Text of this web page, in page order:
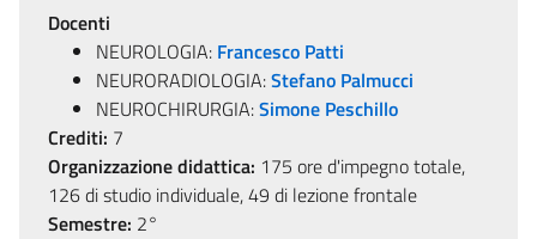
Docenti
NEUROLOGIA: Francesco Patti
NEURORADIOLOGIA:Stefano Palmucci
NEUROCHIRURGIA:Simone Peschillo
Crediti: 7
Organizzazione didattica: 175 ore d'impegno totale,
126 di studio individuale, 49 di lezione frontale
Semestre: 2°